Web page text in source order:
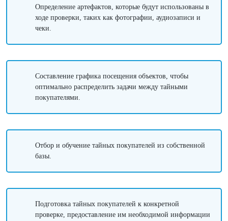
Определение артефактов, которые будут использованы в
ходе проверки, таких как фотографии, аудиозаписи и
чеки.
Составление графика посещения объектов, чтобы
оптимально распределить задачи между тайными
покупателями.
Отбор и обучение тайных покупателей из собственной
базы.
Подготовка тайных покупателей к конкретной
проверке, предоставление им необходимой информации